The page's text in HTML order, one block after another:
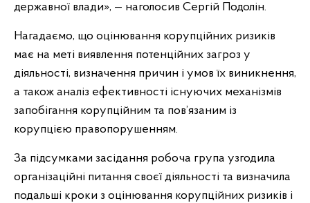
державної влади», — наголосив Сергій Подолін.
Нагадаємо, що оцінювання корупційних ризиків
має на меті виявлення потенційних загроз у
діяльності, визначення причин і умов їх виникнення,
а також аналіз ефективності існуючих механізмів
запобігання корупційним та пов’язаним із
корупцією правопорушенням.
За підсумками засідання робоча група узгодила
організаційні питання своєї діяльності та визначила
подальші кроки з оцінювання корупційних ризиків і